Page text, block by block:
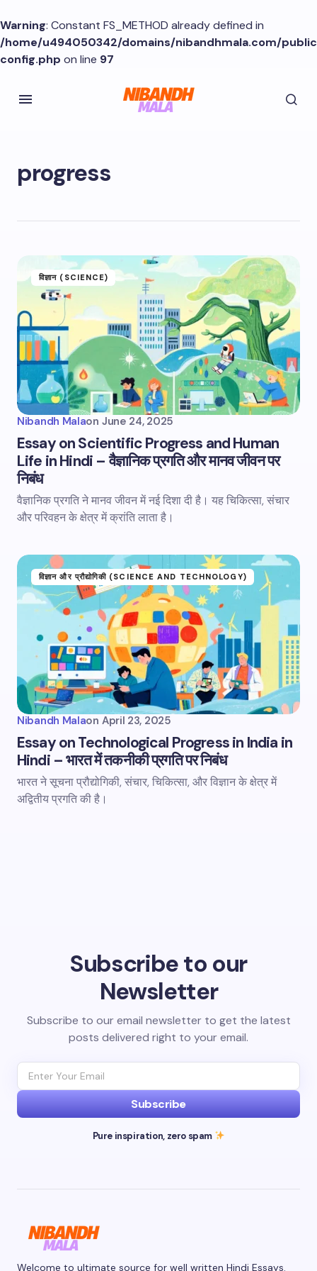
Warning: Constant FS_METHOD already defined in
/home/u494050342/domains/nibandhmala.com/
config.php on line 97
progress
विज्ञान (SCIENCE)
Nibandh Malaon June 24, 2025
Essay on Scientific Progress and Human
Life in Hindi – वैज्ञानिक प्रगति और मानव जीवन पर
निबंध
वैज्ञानिक प्रगति ने मानव जीवन में नई दिशा दी है। यह चिकित्सा, संचार
और परिवहन के क्षेत्र में क्रांति लाता है।
विज्ञान और प्रौद्योगिकी (SCIENCE AND TECHNOLOGY)
Nibandh Malaon April 23, 2025
Essay on Technological Progress in India in
Hindi – भारत में तकनीकी प्रगति पर निबंध
भारत ने सूचना प्रौद्योगिकी, संचार, चिकित्सा, और विज्ञान के क्षेत्र में
अद्वितीय प्रगति की है।
Subscribe to our
Newsletter
Subscribe to our email newsletter to get the latest
posts delivered right to your email.
Subscribe
Pure inspiration, zero spam
Welcome to ultimate source for well written Hindi Essays.